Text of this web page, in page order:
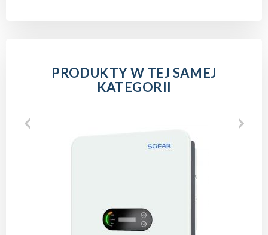
PRODUKTY W TEJ SAMEJ
KATEGORII